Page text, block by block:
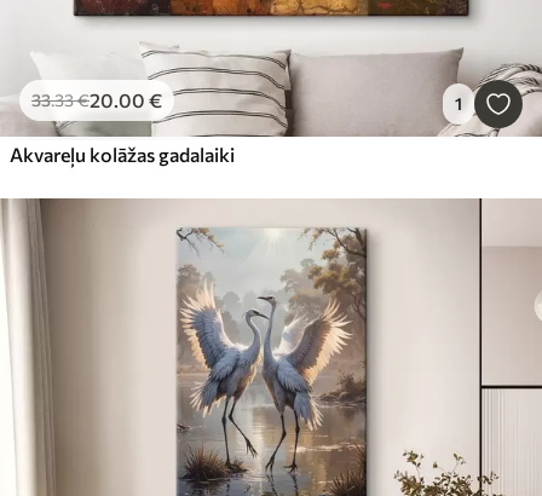
33.33€20.00 € 1
Akvareļu kolāžas gadalaiki